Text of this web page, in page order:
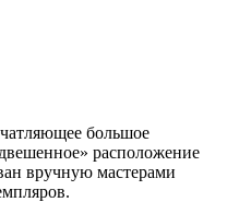
большое
расположение
вручную мастерами